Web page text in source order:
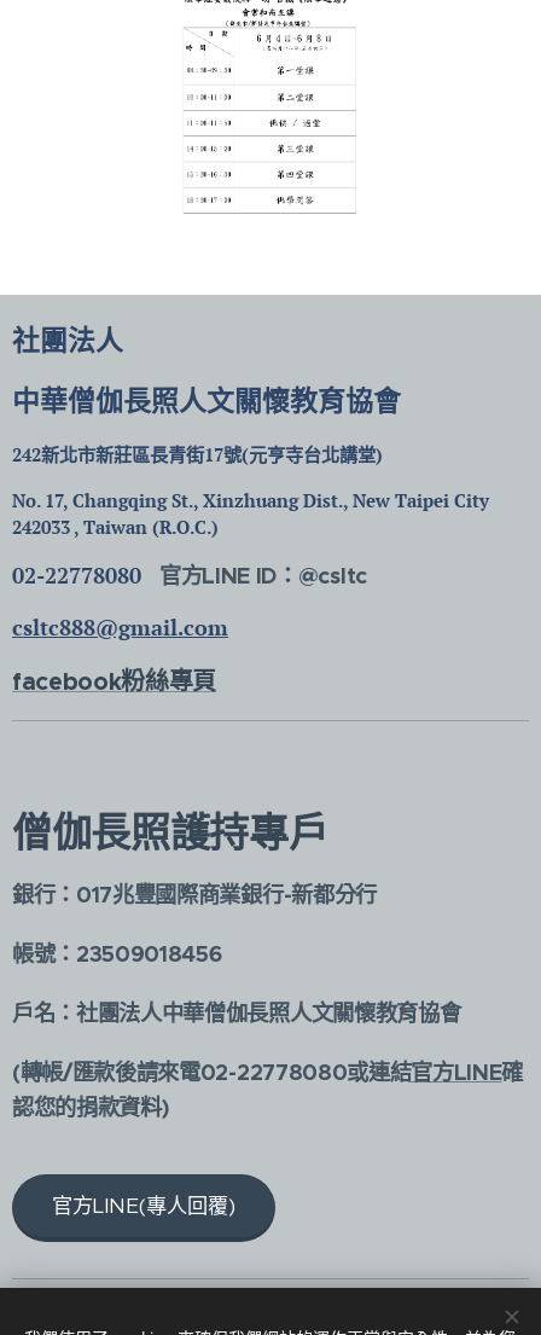
社團法人
中華僧伽長照人文關懷教育協會
242新北市新莊區長青街17號(元亨寺台北講堂)
No. 17, Changqing St., Xinzhuang Dist., New Taipei City
242033 , Taiwan (R.O.C.)
02-22778080 官方LINE ID：@csltc
csltc888@gmail.com
facebook粉絲專頁
僧伽長照護持專戶
銀行：017兆豐國際商業銀行-新都分行
帳號：23509018456
戶名：社團法人中華僧伽長照人文關懷教育協會
(轉帳/匯款後請來電02-22778080或連結官方LINE確
認您的捐款資料)
官方LINE(專人回覆)